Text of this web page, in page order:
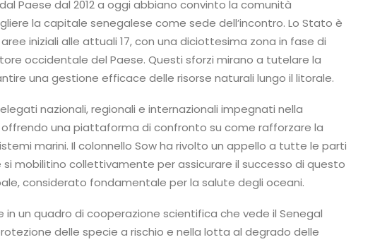
Paese dal 2012 a oggi abbiano convinto la comunità
la capitale senegalese come sede dell’incontro. Lo Stato è
iniziali alle attuali 17, con una diciottesima zona in fase di
occidentale del Paese. Questi sforzi mirano a tutelare la
una gestione efficace delle risorse naturali lungo il litorale.
nazionali, regionali e internazionali impegnati nella
una piattaforma di confronto su come rafforzare la
marini. Il colonnello Sow ha rivolto un appello a tutte le parti
mobilitino collettivamente per assicurare il successo di questo
considerato fondamentale per la salute degli oceani.
in un quadro di cooperazione scientifica che vede il Senegal
delle specie a rischio e nella lotta al degrado delle